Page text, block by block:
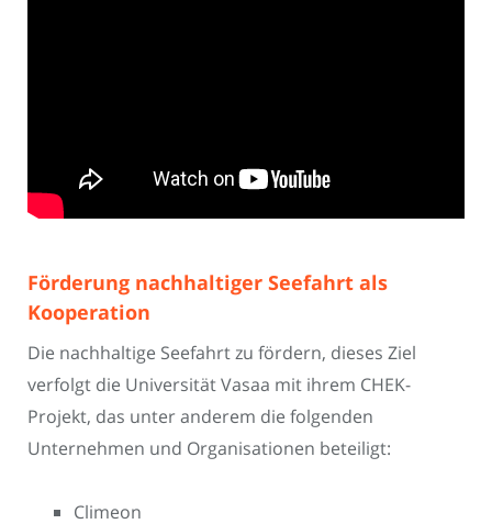
Förderung nachhaltiger Seefahrt als
Kooperation
Die nachhaltige Seefahrt zu fördern, dieses Ziel
verfolgt die Universität Vasaa mit ihrem CHEK-
Projekt, das unter anderem die folgenden
Unternehmen und Organisationen beteiligt:
Climeon